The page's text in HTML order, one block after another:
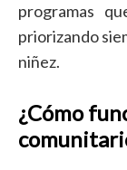
programas
priorizando
niñez.
¿Cómo